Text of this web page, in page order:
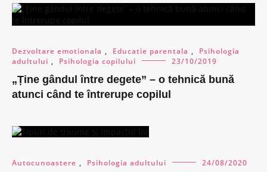
Dezvoltare emotionala , Educatie parentala ,
Psihologia
adultului , Psihologia copilului 23/10/2019
„Ține gândul între degete” – o tehnică bună
atunci când te întrerupe copilul
Autocunoastere , Psihologia adultului 24/08/2020